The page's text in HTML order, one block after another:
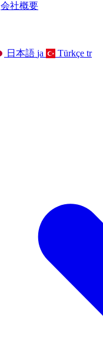
会社概要
日本語 ja Türkçe tr